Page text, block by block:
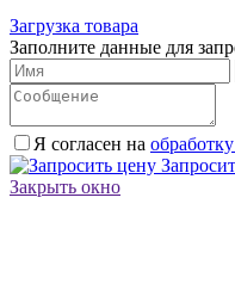
Загрузка товара
Заполните данные для
Я согласен на
Закрыть окно